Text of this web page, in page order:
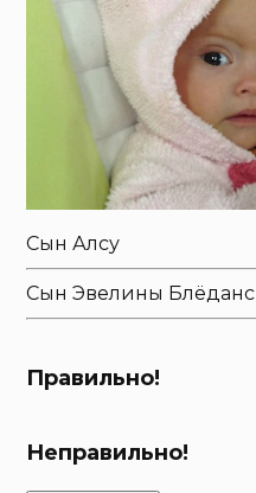
Сын Алсу
Сын Эвелины Блёданс
Правильно!
Неправильно!